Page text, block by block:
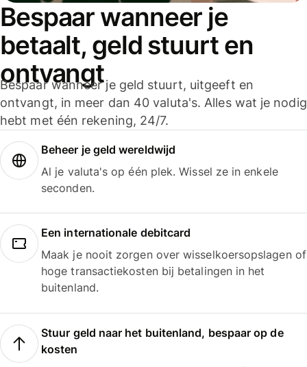
Bespaar wanneer je
betaalt, geld stuurt en
ontvangt
Bespaar wanneer je geld stuurt, uitgeeft en
ontvangt, in meer dan 40 valuta's. Alles wat je nodig
hebt met één rekening, 24/7.
Beheer je geld wereldwijd
Al je valuta's op één plek. Wissel ze in enkele
seconden.
Een internationale debitcard
Maak je nooit zorgen over wisselkoersopslagen of
hoge transactiekosten bij betalingen in het
buitenland.
Stuur geld naar het buitenland, bespaar op de
kosten